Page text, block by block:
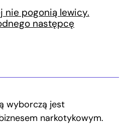
nie pogonią lewicy.
następcę
wyborczą jest
narkotykowym.